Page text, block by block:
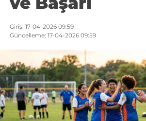
Giriş: 17-04-2026 09:59
Güncelleme: 17-04-2026 09:59